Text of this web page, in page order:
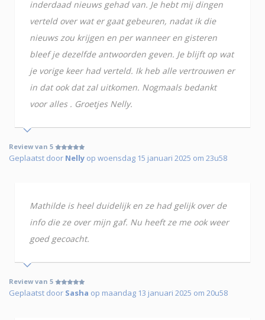
inderdaad nieuws gehad van. Je hebt mij dingen
verteld over wat er gaat gebeuren, nadat ik die
nieuws zou krijgen en per wanneer en gisteren
bleef je dezelfde antwoorden geven. Je blijft op wat
je vorige keer had verteld. Ik heb alle vertrouwen er
in dat ook dat zal uitkomen. Nogmaals bedankt
voor alles . Groetjes Nelly.
Review van 5
Geplaatst door Nelly op woensdag 15 januari 2025 om 23u58
Mathilde is heel duidelijk en ze had gelijk over de
info die ze over mijn gaf. Nu heeft ze me ook weer
goed gecoacht.
Review van 5
Geplaatst door Sasha op maandag 13 januari 2025 om 20u58